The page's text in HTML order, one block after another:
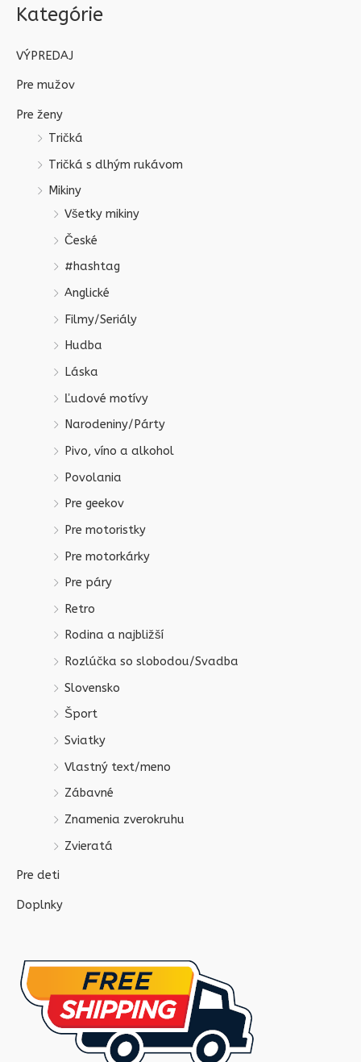
Kategórie
VÝPREDAJ
Pre mužov
Pre ženy
Tričká
Tričká s dlhým rukávom
Mikiny
Všetky mikiny
České
#hashtag
Anglické
Filmy/Seriály
Hudba
Láska
Ľudové motívy
Narodeniny/Párty
Pivo, víno a alkohol
Povolania
Pre geekov
Pre motoristky
Pre motorkárky
Pre páry
Retro
Rodina a najbližší
Rozlúčka so slobodou/Svadba
Slovensko
Šport
Sviatky
Vlastný text/meno
Zábavné
Znamenia zverokruhu
Zvieratá
Pre deti
Doplnky